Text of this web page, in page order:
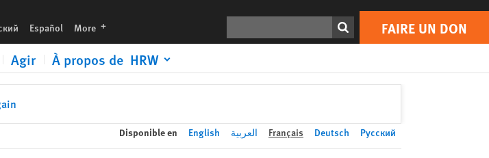
Español More languages FAIRE UN DON
Agir À propos de HRW
Print FAIRE UN DON
Disponible en English العربية Français Deutsch Русский